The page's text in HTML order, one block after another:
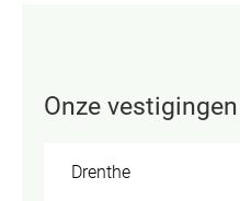
Onze
Drenthe